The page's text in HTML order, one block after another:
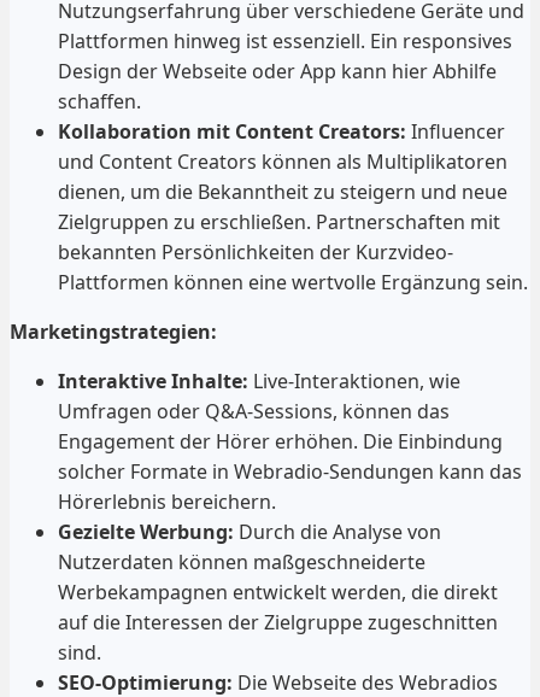
Nutzungserfahrung über verschiedene Geräte und
Plattformen hinweg ist essenziell. Ein responsives
Design der Webseite oder App kann hier Abhilfe
schaffen.
Kollaboration mit Content Creators: Influencer
und Content Creators können als Multiplikatoren
dienen, um die Bekanntheit zu steigern und neue
Zielgruppen zu erschließen. Partnerschaften mit
bekannten Persönlichkeiten der Kurzvideo-
Plattformen können eine wertvolle Ergänzung sein.
Marketingstrategien:
Interaktive Inhalte: Live-Interaktionen, wie
Umfragen oder Q&A-Sessions, können das
Engagement der Hörer erhöhen. Die Einbindung
solcher Formate in Webradio-Sendungen kann das
Hörerlebnis bereichern.
Gezielte Werbung: Durch die Analyse von
Nutzerdaten können maßgeschneiderte
Werbekampagnen entwickelt werden, die direkt
auf die Interessen der Zielgruppe zugeschnitten
sind.
SEO-Optimierung: Die Webseite des Webradios